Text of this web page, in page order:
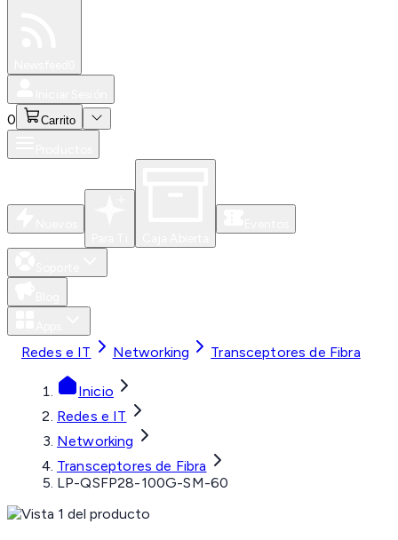
0 Carrito
Redes e IT Networking Transceptores de Fibra
Inicio
Redes e IT
Networking
Transceptores de Fibra
LP-QSFP28-100G-SM-60